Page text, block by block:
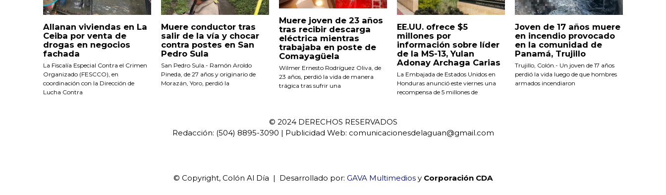
Allanan viviendas en La
Ceiba por venta de
drogas en negocios
fachada
La Fiscalía Especial Contra el Crimen
Organizado (FESCCO), en
coordinación con la Dirección de
Lucha Contra
Muere conductor tras
salir de la vía y chocar
contra postes en San
Pedro Sula
San Pedro Sula.- Ramón Aroldo
Pineda, de 27 años y originario de
Morazán, Yoro, perdió la
Muere joven de 23 años
tras recibir descarga
eléctrica mientras
trabajaba en poste de
Comayagüela
Wilmer Ernesto Rodríguez Oliva, de
23 años, perdió la vida de manera
trágica tras sufrir una
EE.UU. ofrece $5
millones por
información sobre líder
de la MS-13, Yulan
Adonay Archaga Carias
La Embajada de Estados Unidos en
Honduras anunció este viernes una
recompensa de 5 millones de
Joven de 17 años muere
en incendio provocado
en la comunidad de
Panamá, Trujillo
Trujillo, Colón.- Un joven de 17 años
perdió la vida luego de que hombres
armados incendiaron
© 2024 DERECHOS RESERVADOS
Redacción: (504) 8895-3090 | Publicidad Web: comunicacionesdelaguan@gmail.com
© Copyright, Colón Al Día | Desarrollado por: GAVA Multimedios y Corporación CDA